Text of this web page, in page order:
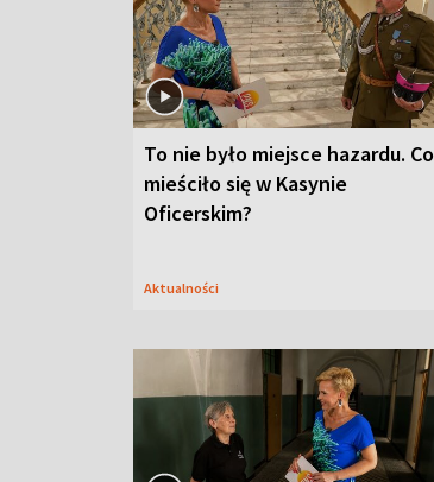
To nie było miejsce hazardu. Co
mieściło się w Kasynie
Oficerskim?
Aktualności